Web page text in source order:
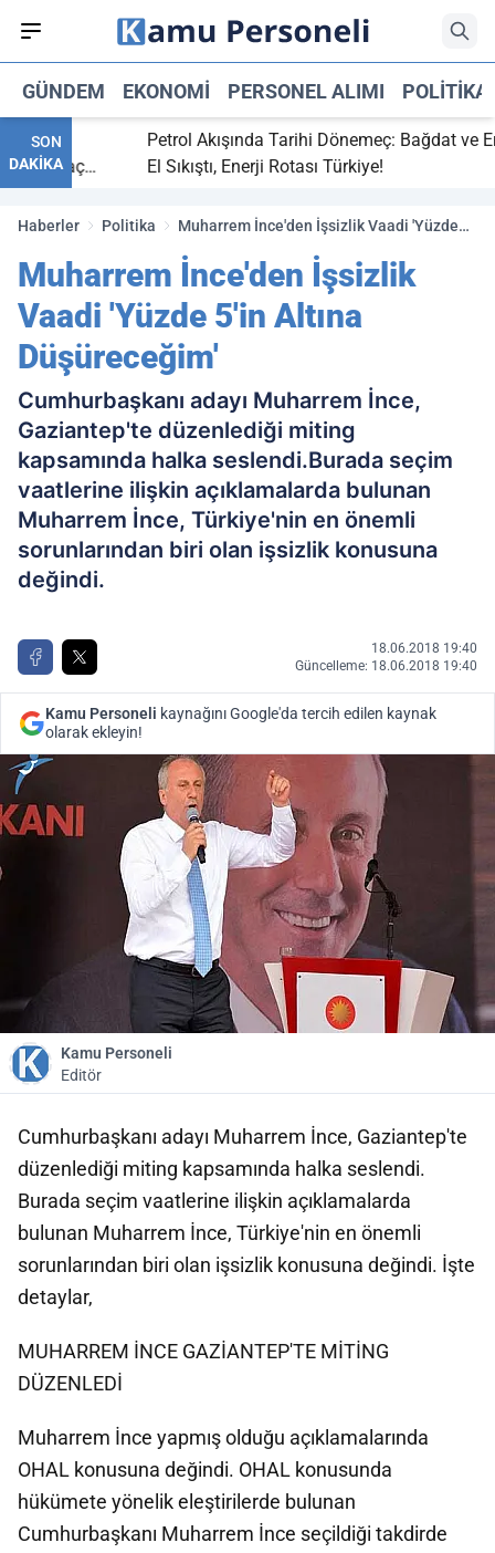
GÜNDEM EKONOMI PERSONEL ALIMI POLITIKA
SON
DAKİKA
bitti,
maç
Petrol Akışında Tarihi Dönemeç: Bağdat ve Erbil
El Sıkıştı, Enerji Rotası Türkiye!
Haberler Politika
Muharrem İnce'den İşsizlik Vaadi 'Yüzde
Muharrem İnce'den İşsizlik
Vaadi 'Yüzde 5'in Altına
Düşüreceğim'
Cumhurbaşkanı adayı Muharrem İnce,
Gaziantep'te düzenlediği miting
kapsamında halka seslendi.Burada seçim
vaatlerine ilişkin açıklamalarda bulunan
Muharrem İnce, Türkiye'nin en önemli
sorunlarından biri olan işsizlik konusuna
değindi.
18.06.2018 19:40
Güncelleme: 18.06.2018 19:40
Kamu Personeli kaynağını Google'da tercih edilen kaynak
olarak ekleyin!
Kamu Personeli
Editör
Cumhurbaşkanı adayı Muharrem İnce, Gaziantep'te
düzenlediği miting kapsamında halka seslendi.
Burada seçim vaatlerine ilişkin açıklamalarda
bulunan Muharrem İnce, Türkiye'nin en önemli
sorunlarından biri olan işsizlik konusuna değindi. İşte
detaylar,
MUHARREM İNCE GAZİANTEP'TE MİTİNG
DÜZENLEDİ
Muharrem İnce yapmış olduğu açıklamalarında
OHAL konusuna değindi. OHAL konusunda
hükümete yönelik eleştirilerde bulunan
Cumhurbaşkanı Muharrem İnce seçildiği takdirde